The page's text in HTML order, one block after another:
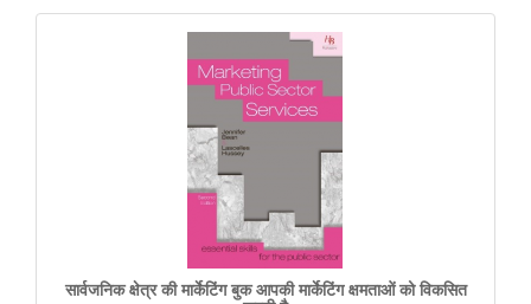
सार्वजनिक क्षेत्र की मार्केटिंग बुक आपकी मार्केटिंग क्षमताओं को विकसित